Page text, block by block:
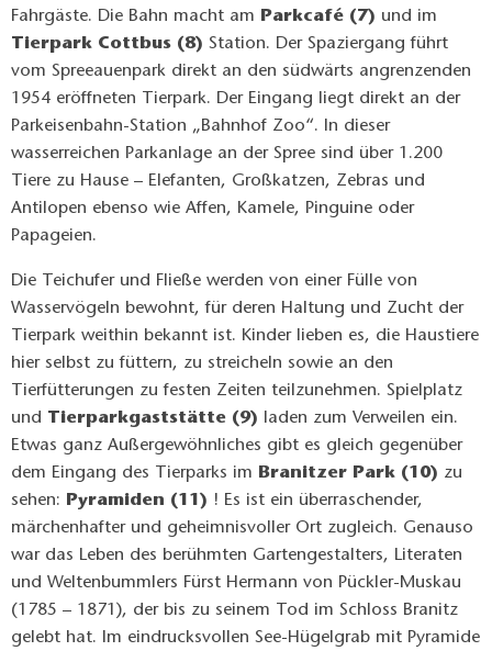
Fahrgäste. Die Bahn macht am Parkcafé (7) und im
Tierpark Cottbus (8) Station. Der Spaziergang führt
vom Spreeauenpark direkt an den südwärts angrenzenden
1954 eröffneten Tierpark. Der Eingang liegt direkt an der
Parkeisenbahn-Station „Bahnhof Zoo“. In dieser
wasserreichen Parkanlage an der Spree sind über 1.200
Tiere zu Hause – Elefanten, Großkatzen, Zebras und
Antilopen ebenso wie Affen, Kamele, Pinguine oder
Papageien.
Die Teichufer und Fließe werden von einer Fülle von
Wasservögeln bewohnt, für deren Haltung und Zucht der
Tierpark weithin bekannt ist. Kinder lieben es, die Haustiere
hier selbst zu füttern, zu streicheln sowie an den
Tierfütterungen zu festen Zeiten teilzunehmen. Spielplatz
und Tierparkgaststätte (9) laden zum Verweilen ein.
Etwas ganz Außergewöhnliches gibt es gleich gegenüber
dem Eingang des Tierparks im
Branitzer Park (10) zu
sehen:
Pyramiden (11) ! Es ist ein überraschender,
märchenhafter und geheimnisvoller Ort zugleich. Genauso
war das Leben des berühmten Gartengestalters, Literaten
und Weltenbummlers Fürst Hermann von Pückler-Muskau
(1785 – 1871), der bis zu seinem Tod im Schloss Branitz
gelebt hat. Im eindrucksvollen See-Hügelgrab mit Pyramide